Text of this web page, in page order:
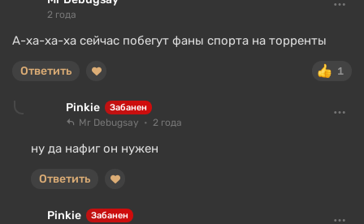
2 года
А-ха-ха-ха сейчас побегут фаны спорта на торренты
1
Ответить
Pinkie Забанен
Mr Debugsay 2 года
ну да нафиг он нужен
Ответить
Pinkie Забанен